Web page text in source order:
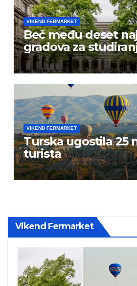
VIKEND FERMARKET
Beč među deset
gradova za
VIKEND FERMARKET
Turska ugostila 25
turista
Vikend Fermarket